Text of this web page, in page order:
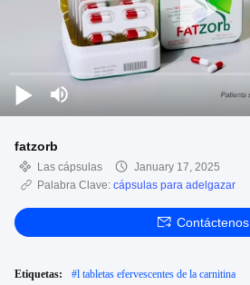
fatzorb
Las cápsulas
January 17, 2025
Palabra Clave: cápsulas para adelgazar
Contáctenos
Etiquetas: #l tabletas efervescentes de la carnitina